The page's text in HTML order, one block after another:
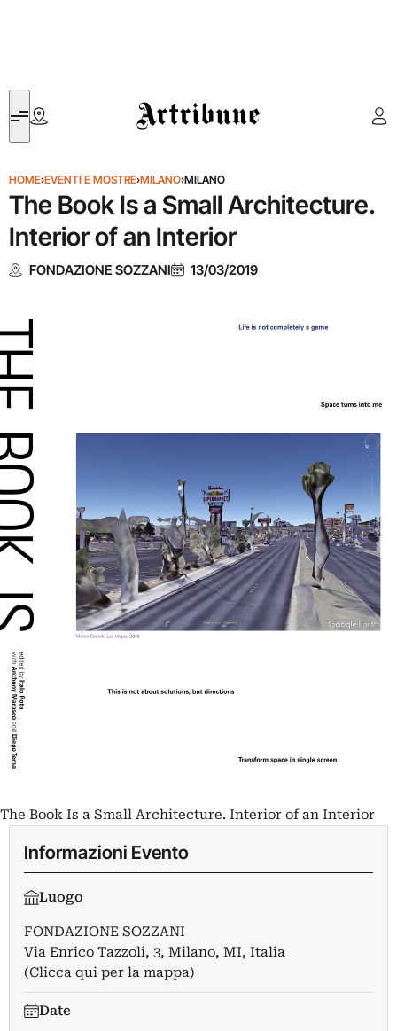
Artribune
HOME›EVENTI E MOSTRE›MILANO›MILANO
The Book Is a Small Architecture.
Interior of an Interior
FONDAZIONE SOZZANI 13/03/2019
The Book Is a Small Architecture. Interior of an Interior
Informazioni Evento
Luogo
FONDAZIONE SOZZANI
Via Enrico Tazzoli, 3, Milano, MI, Italia
(Clicca qui per la mappa)
Date